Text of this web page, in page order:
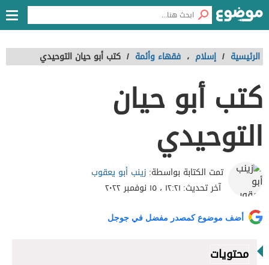
الرئيسية / إسلام ، فقهاء وأئمة / كتب أبو حيان التوحيدي
كتب أبو حيان
التوحيدي
تمت الكتابة بواسطة: زينب أبو يعقوب
آخر تحديث: ١٢:٢١ ، ١٥ نوفمبر ٢٠٢٢
أضف موضوع كمصدر مفضل في جوجل
محتويات